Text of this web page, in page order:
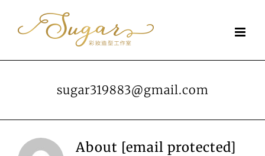
sugar319883@gmail.com
About [email protected]